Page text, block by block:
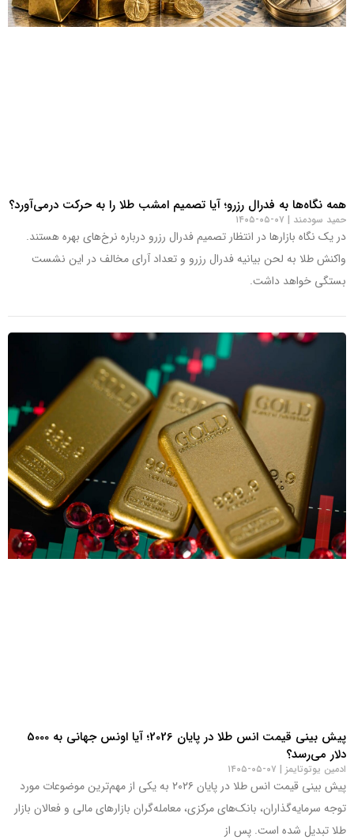
همه نگاه‌ها به فدرال رزرو؛ آیا تصمیم امشب طلا را به حرکت درمی‌آورد؟
حمید سودمند ۰۷-۰۵-۱۴۰۵
در یک نگاه بازارها در انتظار تصمیم فدرال رزرو درباره نرخ‌های بهره هستند.
واکنش طلا به لحن بیانیه فدرال رزرو و تعداد آرای مخالف در این نشست
بستگی خواهد داشت.
پیش بینی قیمت انس طلا در پایان 2026؛ آیا اونس جهانی به 5000
دلار می‌رسد؟
ادمین یوتوتایمز ۰۷-۰۵-۱۴۰۵
پیش بینی قیمت انس طلا در پایان ۲۰۲۶ به یکی از مهم‌ترین موضوعات مورد
توجه سرمایه‌گذاران، بانک‌های مرکزی، معامله‌گران بازارهای مالی و فعالان بازار
طلا تبدیل شده است. پس از